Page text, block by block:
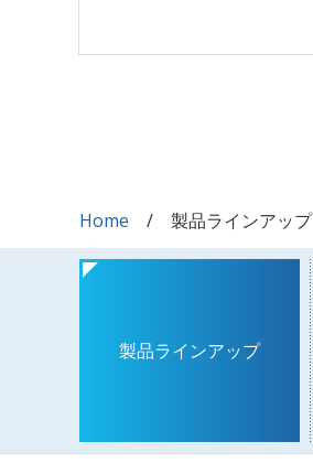
Home 製品ラインアップ
製品ラインアップ